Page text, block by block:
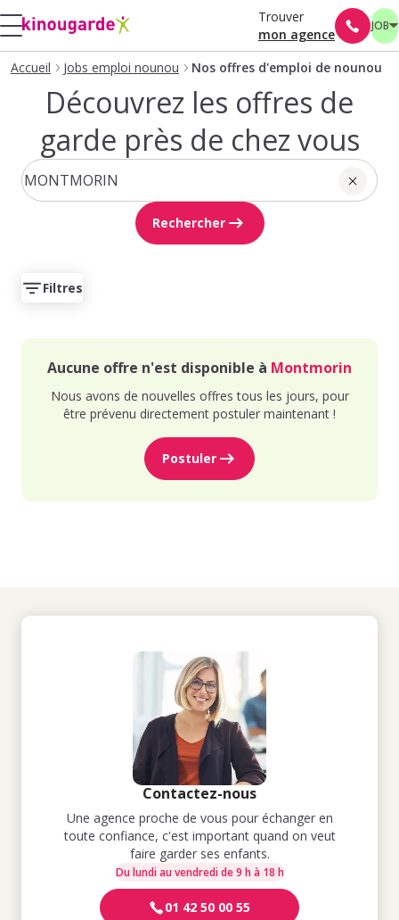
Trouver
mon agence
JOB
Accueil Jobs emploi nounou Nos offres d'emploi de nounou
Découvrez les offres de
garde près de chez vous
Rechercher
Filtres
Aucune offre n'est disponible à Montmorin
Nous avons de nouvelles offres tous les jours, pour
être prévenu directement postuler maintenant !
Postuler
Contactez-nous
Une agence proche de vous pour échanger en
toute confiance, c'est important quand on veut
faire garder ses enfants.
Du lundi au vendredi de 9 h à 18 h
01 42 50 00 55